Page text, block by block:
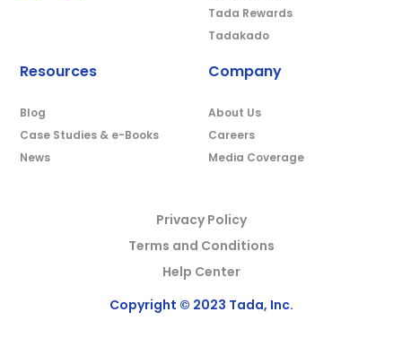
Tada Rewards
Tadakado
Resources
Blog
Case Studies & e-Books
News
Company
About Us
Careers
Media Coverage
Privacy Policy
Terms and Conditions
Help Center
Copyright © 2023 Tada, Inc.